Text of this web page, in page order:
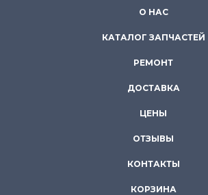
О НАС
КАТАЛОГ ЗАПЧАСТЕЙ
РЕМОНТ
ДОСТАВКА
ЦЕНЫ
ОТЗЫВЫ
КОНТАКТЫ
КОРЗИНА